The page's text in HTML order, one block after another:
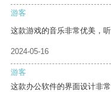
游客
这款游戏的音乐非常优美，听
2024-05-16
游客
这款办公软件的界面设计非